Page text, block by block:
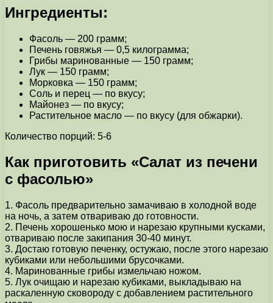
Ингредиенты:
Фасоль — 200 грамм;
Печень говяжья — 0,5 килограмма;
Грибы маринованные — 150 грамм;
Лук — 150 грамм;
Морковка — 150 грамм;
Соль и перец — по вкусу;
Майонез — по вкусу;
Растительное масло — по вкусу (для обжарки).
Количество порций: 5-6
Как приготовить «Салат из печени
с фасолью»
1. Фасоль предварительно замачиваю в холодной воде
на ночь, а затем отвариваю до готовности.
2. Печень хорошенько мою и нарезаю крупными кусками,
отвариваю после закипания 30-40 минут.
3. Достаю готовую печенку, остужаю, после этого нарезаю
кубиками или небольшими брусочками.
4. Маринованные грибы измельчаю ножом.
5. Лук очищаю и нарезаю кубиками, выкладываю на
раскаленную сковороду с добавлением растительного